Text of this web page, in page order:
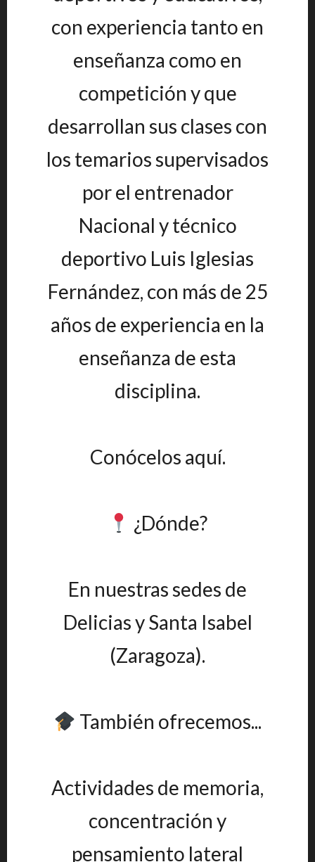
con experiencia tanto en
enseñanza como en
competición y que
desarrollan sus clases con
los temarios supervisados
por el entrenador
Nacional y técnico
deportivo Luis Iglesias
Fernández, con más de 25
años de experiencia en la
enseñanza de esta
disciplina.
Conócelos aquí.
¿Dónde?
En nuestras sedes de
Delicias y Santa Isabel
(Zaragoza).
También ofrecemos...
Actividades de memoria,
concentración y
pensamiento lateral